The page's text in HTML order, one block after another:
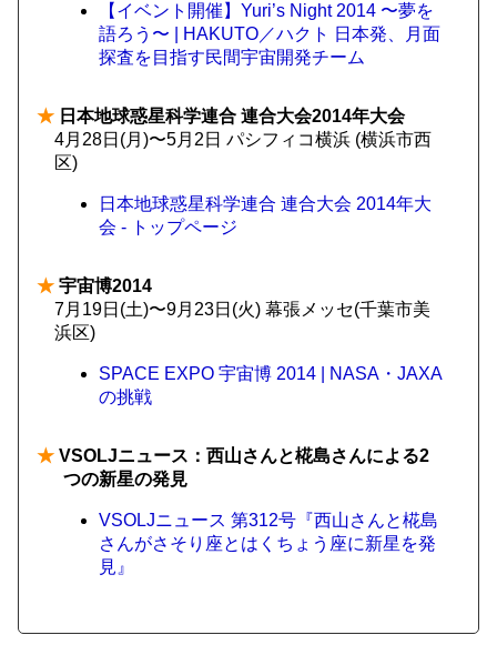
【イベント開催】Yuri’s Night 2014 〜夢を
語ろう〜 | HAKUTO／ハクト 日本発、月面
探査を目指す民間宇宙開発チーム
★ 日本地球惑星科学連合 連合大会2014年大会
4月28日(月)〜5月2日 パシフィコ横浜 (横浜市西
区)
日本地球惑星科学連合 連合大会 2014年大
会 - トップページ
★ 宇宙博2014
7月19日(土)〜9月23日(火) 幕張メッセ(千葉市美
浜区)
SPACE EXPO 宇宙博 2014 | NASA・JAXA
の挑戦
★ VSOLJニュース：西山さんと椛島さんによる2
つの新星の発見
VSOLJニュース 第312号『西山さんと椛島
さんがさそり座とはくちょう座に新星を発
見』